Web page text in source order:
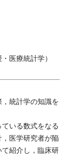
医療統計学）
統計学の知識を
いる数式をなる
医学研究者が陥
紹介し，臨床研